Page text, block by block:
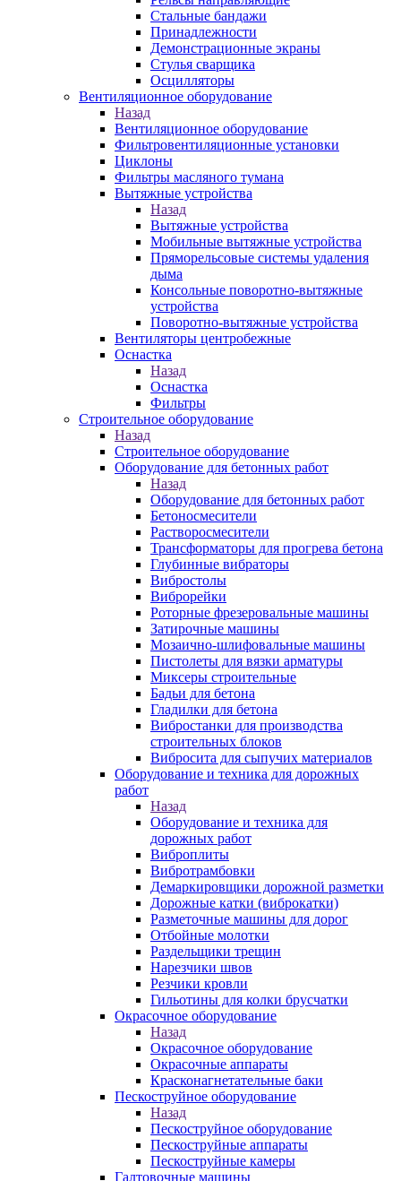
Стальные бандажи
Принадлежности
Демонстрационные экраны
Стулья сварщика
Осцилляторы
Вентиляционное оборудование
Назад
Вентиляционное оборудование
Фильтровентиляционные установки
Циклоны
Фильтры масляного тумана
Вытяжные устройства
Назад
Вытяжные устройства
Мобильные вытяжные устройства
Пряморельсовые системы удаления
дыма
Консольные поворотно-вытяжные
устройства
Поворотно-вытяжные устройства
Вентиляторы центробежные
Оснастка
Назад
Оснастка
Фильтры
Строительное оборудование
Назад
Строительное оборудование
Оборудование для бетонных работ
Назад
Оборудование для бетонных работ
Бетоносмесители
Растворосмесители
Трансформаторы для прогрева бетона
Глубинные вибраторы
Вибростолы
Виброрейки
Роторные фрезеровальные машины
Затирочные машины
Мозаично-шлифовальные машины
Пистолеты для вязки арматуры
Миксеры строительные
Бадьи для бетона
Гладилки для бетона
Вибростанки для производства
строительных блоков
Вибросита для сыпучих материалов
Оборудование и техника для дорожных
работ
Назад
Оборудование и техника для
дорожных работ
Виброплиты
Вибротрамбовки
Демаркировщики дорожной разметки
Дорожные катки (виброкатки)
Разметочные машины для дорог
Отбойные молотки
Раздельщики трещин
Нарезчики швов
Резчики кровли
Гильотины для колки брусчатки
Окрасочное оборудование
Назад
Окрасочное оборудование
Окрасочные аппараты
Красконагнетательные баки
Пескоструйное оборудование
Назад
Пескоструйное оборудование
Пескоструйные аппараты
Пескоструйные камеры
Галтовочные машины